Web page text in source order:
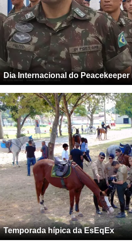
Dia Internacional do Peacekeeper
Temporada hípica da EsEqEx